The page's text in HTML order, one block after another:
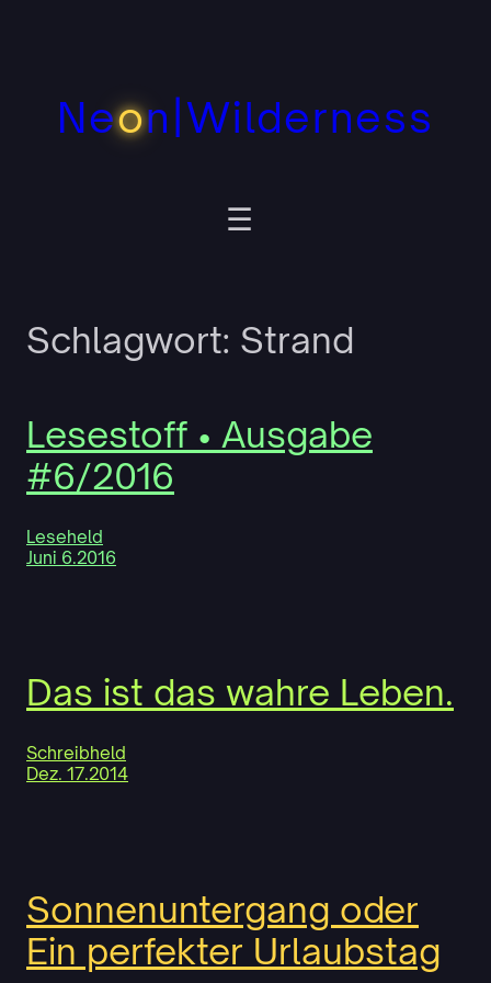
Neon|Wilderness
Schlagwort: Strand
Lesestoff • Ausgabe
#6/2016
Leseheld
Juni 6.2016
Das ist das wahre Leben.
Schreibheld
Dez. 17.2014
Sonnenuntergang oder
Ein perfekter Urlaubstag